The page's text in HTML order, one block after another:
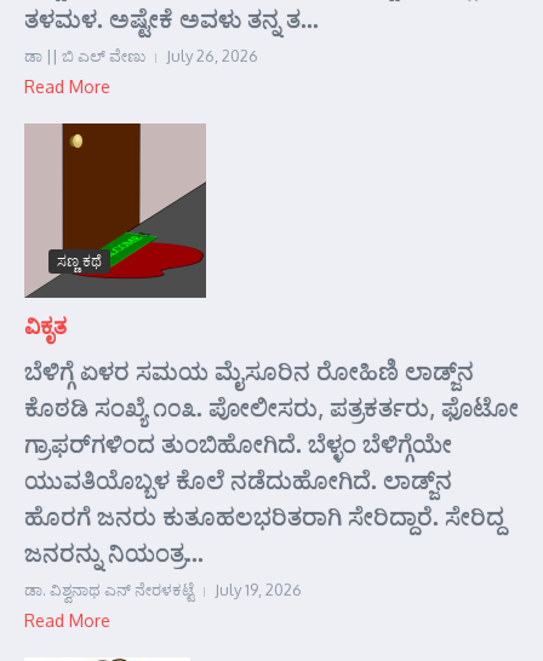
ತಳಮಳ. ಅಷ್ಟೇಕೆ ಅವಳು ತನ್ನ ತ...
ಡಾ || ಬಿ ಎಲ್ ವೇಣು July 26, 2026
Read More
ಸಣ್ಣ ಕಥೆ
ವಿಕೃತ
ಬೆಳಿಗ್ಗೆ ಏಳರ ಸಮಯ ಮೈಸೂರಿನ ರೋಹಿಣಿ ಲಾಡ್ಜ್‌ನ
ಕೊಠಡಿ ಸಂಖ್ಯೆ ೧೦೩. ಪೋಲೀಸರು, ಪತ್ರಕರ್ತರು, ಫೊಟೋ
ಗ್ರಾಫರ್‌ಗಳಿಂದ ತುಂಬಿಹೋಗಿದೆ. ಬೆಳ್ಳಂ ಬೆಳಿಗ್ಗೆಯೇ
ಯುವತಿಯೊಬ್ಬಳ ಕೊಲೆ ನಡೆದುಹೋಗಿದೆ. ಲಾಡ್ಜ್‌ನ
ಹೊರಗೆ ಜನರು ಕುತೂಹಲಭರಿತರಾಗಿ ಸೇರಿದ್ದಾರೆ. ಸೇರಿದ್ದ
ಜನರನ್ನು ನಿಯಂತ್ರ...
ಡಾ. ವಿಶ್ವನಾಥ ಎನ್ ನೇರಳಕಟ್ಟೆ July 19, 2026
Read More